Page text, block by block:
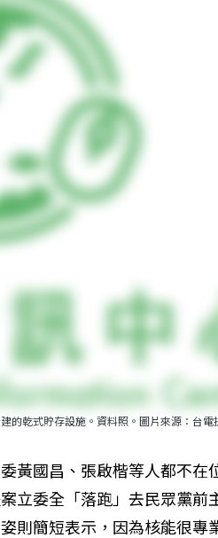
的乾式貯存設施。資料照。圖片來源：台電
黃國昌、張啟楷等人都不在
立委全「落跑」去民眾黨前
則簡短表示，因為核能很專